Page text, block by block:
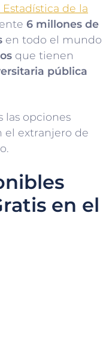
de la
6 millones de
en todo el mundo
que tienen
pública
las opciones
el extranjero de
en el